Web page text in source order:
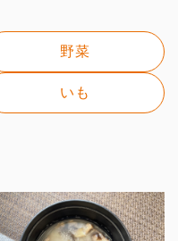
野菜
いも